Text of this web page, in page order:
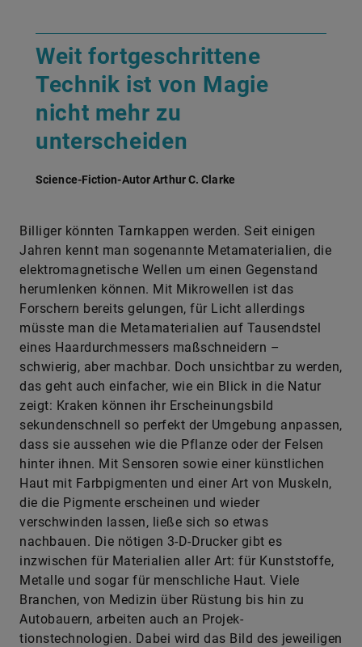
Weit fortgeschrittene
Technik ist von Magie
nicht mehr zu
unterscheiden
Science-Fiction-Autor Arthur C. Clarke
Billiger könnten Tarnkappen werden. Seit einigen
Jahren kennt man sogenannte Metamaterialien, die
elektromagnetische Wellen um einen Gegenstand
herumlenken können. Mit Mikrowellen ist das
Forschern bereits gelungen, für Licht allerdings
müsste man die Metamaterialien auf Tausendstel
eines Haardurchmessers maßschneidern –
schwierig, aber machbar. Doch unsichtbar zu werden,
das geht auch einfacher, wie ein Blick in die Natur
zeigt: Kraken können ihr Erscheinungsbild
sekundenschnell so perfekt der Umgebung anpassen,
dass sie aussehen wie die Pflanze oder der Felsen
hinter ihnen. Mit Sensoren sowie einer künstlichen
Haut mit Farbpigmenten und einer Art von Muskeln,
die die Pigmente erscheinen und wieder
verschwinden lassen, ließe sich so etwas
nachbauen. Die nötigen 3-D-Drucker gibt es
inzwischen für Materialien aller Art: für Kunststoffe,
Metalle und sogar für menschliche Haut. Viele
Branchen, von Medizin über Rüstung bis hin zu
Autobauern, arbeiten auch an Projek­
tionstechnologien. Dabei wird das Bild des jeweiligen